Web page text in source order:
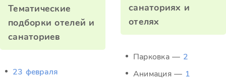
Тематические
подборки отелей и
санаториев
23 февраля
санаториях и
отелях
Парковка — 2
Анимация — 1